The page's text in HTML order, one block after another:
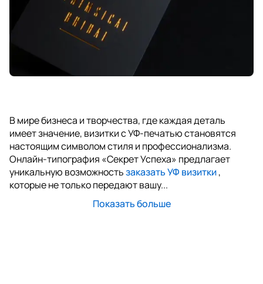
В мире бизнеса и творчества, где каждая деталь
имеет значение, визитки с УФ-печатью становятся
настоящим символом стиля и профессионализма.
Онлайн-типография «Секрет Успеха» предлагает
уникальную возможностьзаказать УФ визитки,
которые не только передают вашу...
Показать больше